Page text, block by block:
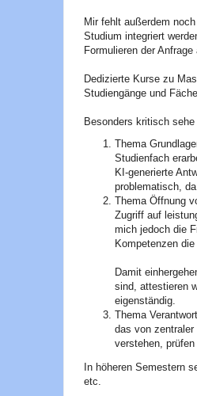
Mir fehlt außerdem
Studium integriert
Formulieren der
Dedizierte Kurse zu
Studiengänge und
Besonders kritisch
Thema
Studienfach
KI-generierte
problematisch,
Thema Öffnung
Zugriff auf
mich jedoch die
Kompetenzen
Damit
sind, attestieren
eigenständig.
Thema
das von zentraler
verstehen, prüfen
In höheren Semestern
etc.